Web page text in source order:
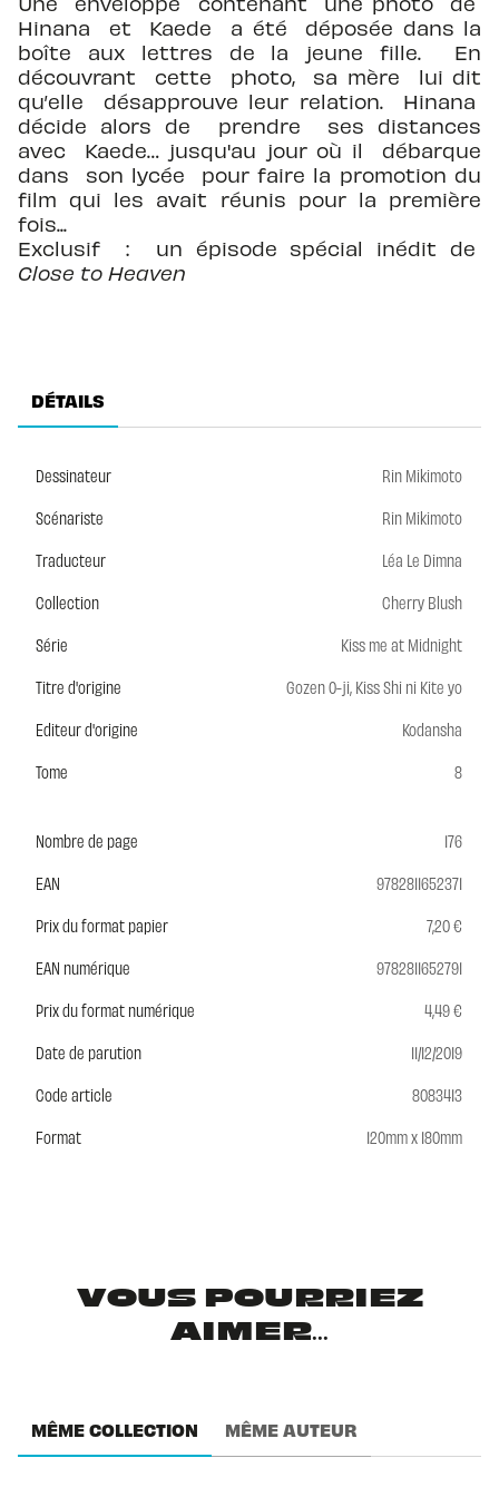
Hinana et Kaede a été déposée dans la
boîte aux lettres de la jeune fille. En
découvrant cette photo, sa mère lui dit
qu’elle désapprouve leur relation. Hinana
décide alors de prendre ses distances
avec Kaede… jusqu'au jour où il débarque
dans son lycée pour faire la promotion du
film qui les avait réunis pour la première
fois...
Exclusif : un épisode spécial inédit de
Close to Heaven
DÉTAILS
Dessinateur
Rin Mikimoto
Scénariste
Rin Mikimoto
Traducteur
Léa Le Dimna
Collection
Cherry Blush
Série
Kiss me at Midnight
Titre d'origine
Gozen 0-ji, Kiss Shi ni Kite yo
Editeur d'origine
Kodansha
Tome
8
Nombre de page
176
EAN
9782811652371
Prix du format papier
7,20 €
EAN numérique
9782811652791
Prix du format numérique
4,49 €
Date de parution
11/12/2019
Code article
8083413
Format
120mm x 180mm
VOUS POURRIEZ
AIMER...
MÊME COLLECTION MÊME AUTEUR